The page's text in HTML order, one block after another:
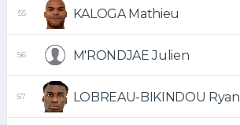
55 KALOGA Mathieu
56 M'RONDJAE Julien
57 LOBREAU-BIKINDOU Ryan